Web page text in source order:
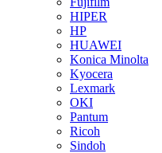
HIPER
HP
HUAWEI
Konica Minolta
Kyocera
Lexmark
OKI
Pantum
Ricoh
Sindoh